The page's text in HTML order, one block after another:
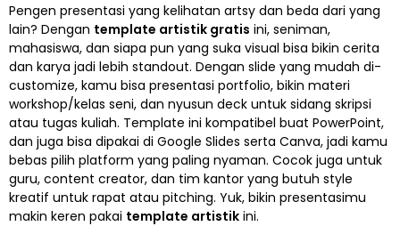
Pengen presentasi yang kelihatan artsy dan beda dari yang
lain? Dengan template artistik gratis ini, seniman,
mahasiswa, dan siapa pun yang suka visual bisa bikin cerita
dan karya jadi lebih standout. Dengan slide yang mudah di-
customize, kamu bisa presentasi portfolio, bikin materi
workshop/kelas seni, dan nyusun deck untuk sidang skripsi
atau tugas kuliah. Template ini kompatibel buat PowerPoint,
dan juga bisa dipakai di Google Slides serta Canva, jadi kamu
bebas pilih platform yang paling nyaman. Cocok juga untuk
guru, content creator, dan tim kantor yang butuh style
kreatif untuk rapat atau pitching. Yuk, bikin presentasimu
makin keren pakai template artistik ini.